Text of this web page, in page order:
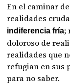
En el caminar
realidades
indiferencia fría;
doloroso de
realidades que
refugian en sus
para no saber.